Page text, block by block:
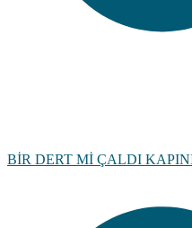
BİR DERT Mİ ÇALDI